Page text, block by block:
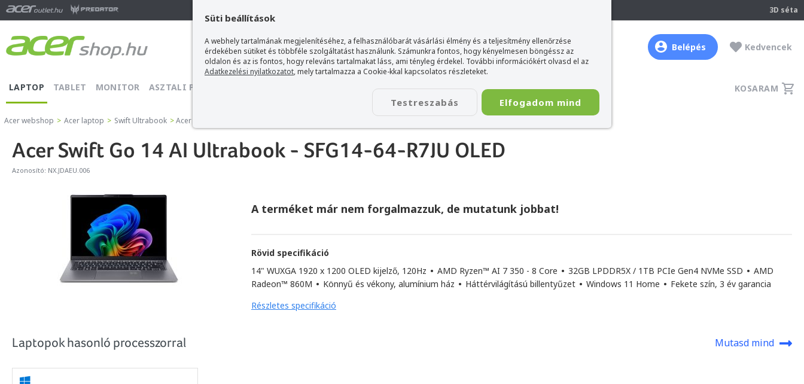
Süti beállítások
A webhely tartalmának megjelenítéséhez, a felhasználóbarát vásárlási élmény és a teljesítmény ellenőrzése
érdekében sütiket és többféle szolgáltatást használunk. Számunkra fontos, hogy kényelmesen böngéssz az
oldalon és az is fontos, hogy releváns tartalmakat láss, ami tényleg érdekel. További információkért olvasd el az
Adatkezelési nyilatkozatot, mely tartalmazza a Cookie-kkal kapcsolatos részleteket.
Testreszabás Elfogadom mind
3D séta
Belépés Kedvencek
LAPTOP TABLET MONITOR ASZTALI PC KIEGÉSZÍTŐ KAPCSOLAT KOSARAM
Acer webshop > Acer laptop > Swift Ultrabook >Acer Swift Go 14 AI Ultrabook - SFG14-64-R7JU OLED
Acer Swift Go 14 AI Ultrabook - SFG14-64-R7JU OLED
Azonosító: NX.JDAEU.006
A terméket már nem forgalmazzuk, de mutatunk jobbat!
Rövid specifikáció
14" WUXGA 1920 x 1200 OLED kijelző, 120Hz • AMD Ryzen™ AI 7 350 - 8 Core • 32GB LPDDR5X / 1TB PCIe Gen4 NVMe SSD • AMD
Radeon™ 860M • Könnyű és vékony, alumínium ház • Háttérvilágítású billentyűzet • Windows 11 Home • Fekete szín, 3 év garancia
Részletes specifikáció
Laptopok hasonló processzorral Mutasd mind